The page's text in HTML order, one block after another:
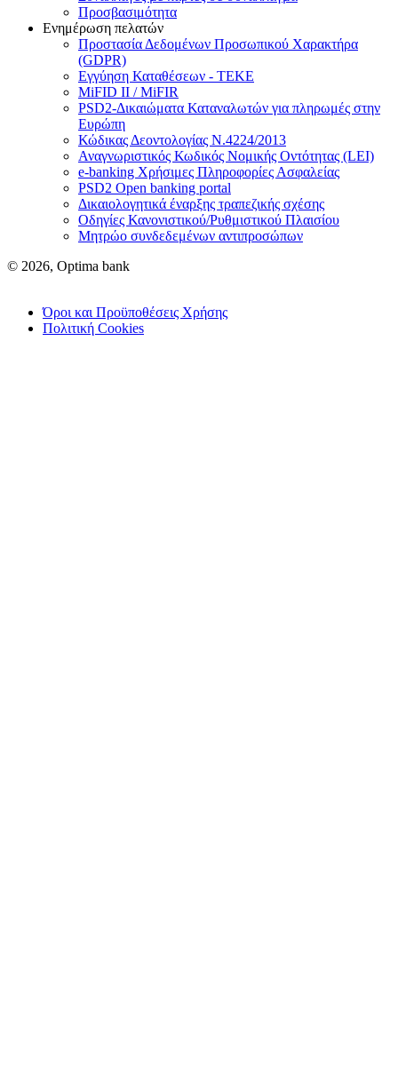
Προσβασιμότητα
Ενημέρωση πελατών
Προστασία Δεδομένων Προσωπικού Χαρακτήρα
(GDPR)
Εγγύηση Καταθέσεων - TEKE
MiFID II / MiFIR
PSD2-Δικαιώματα Καταναλωτών για πληρωμές στην
Ευρώπη
Κώδικας Δεοντολογίας Ν.4224/2013
Αναγνωριστικός Κωδικός Νομικής Οντότητας (LEI)
e-banking Χρήσιμες Πληροφορίες Ασφαλείας
PSD2 Open banking portal
Δικαιολογητικά έναρξης τραπεζικής σχέσης
Οδηγίες Κανονιστικού/Ρυθμιστικού Πλαισίου
Μητρώο συνδεδεμένων αντιπροσώπων
© 2026, Optima bank
Όροι και Προϋποθέσεις Χρήσης
Πολιτική Cookies